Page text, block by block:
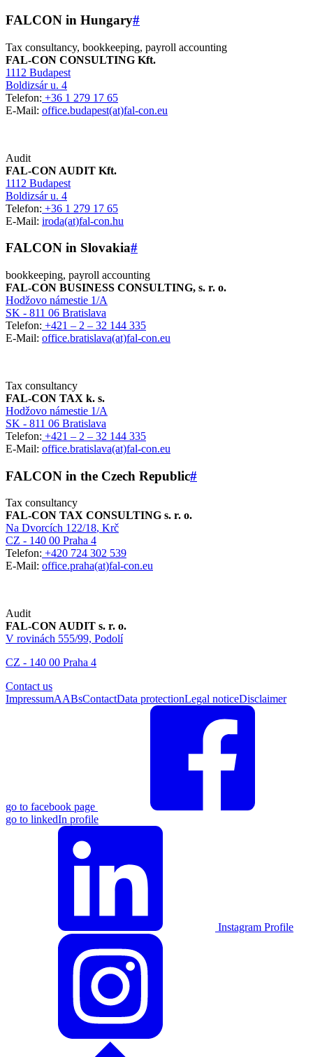
FALCON in Hungary#
Tax consultancy, bookkeeping, payroll accounting
FAL-CON CONSULTING Kft.
1112 Budapest
Boldizsár u. 4
Telefon: +36 1 279 17 65
E-Mail: office.budapest(at)fal-con.eu
Audit
FAL-CON AUDIT Kft.
1112 Budapest
Boldizsár u. 4
Telefon: +36 1 279 17 65
E-Mail: iroda(at)fal-con.hu
FALCON in Slovakia#
bookkeeping, payroll accounting
FAL-CON BUSINESS CONSULTING, s. r. o.
Hodžovo námestie 1/A
SK - 811 06 Bratislava
Telefon: +421 – 2 – 32 144 335
E-Mail: office.bratislava(at)fal-con.eu
Tax consultancy
FAL-CON TAX k. s.
Hodžovo námestie 1/A
SK - 811 06 Bratislava
Telefon: +421 – 2 – 32 144 335
E-Mail: office.bratislava(at)fal-con.eu
FALCON in the Czech Republic#
Tax consultancy
FAL-CON TAX CONSULTING s. r. o.
Na Dvorcích 122/18, Krč
CZ - 140 00 Praha 4
Telefon: +420 724 302 539
E-Mail: office.praha(at)fal-con.eu
Audit
FAL-CON AUDIT s. r. o.
V rovinách 555/99, Podolí
CZ - 140 00 Praha 4
Contact us
ImpressumAABsContactData protectionLegal noticeDisclaimer
go to facebook page
go to linkedIn profile
Instagram Profile